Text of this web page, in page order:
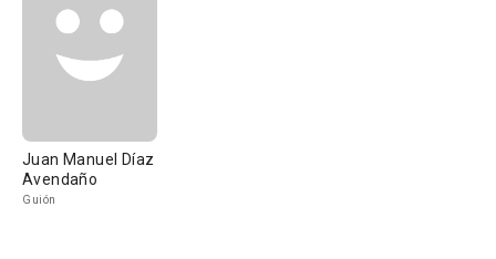
Juan Manuel Díaz
Avendaño
Guión